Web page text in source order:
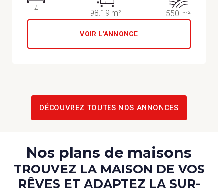
4 98.19 m² 550 m²
VOIR L'ANNONCE
DÉCOUVREZ TOUTES NOS ANNONCES
Nos plans de maisons
TROUVEZ LA MAISON DE VOS
RÊVES ET ADAPTEZ LA SUR-